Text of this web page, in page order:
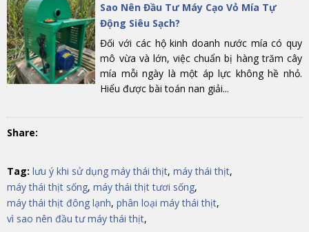
Sao Nên Đầu Tư Máy Cạo Vỏ Mía Tự
Động Siêu Sạch?
Đối với các hộ kinh doanh nước mía có quy
mô vừa và lớn, việc chuẩn bị hàng trăm cây
mía mỗi ngày là một áp lực không hề nhỏ.
Hiểu được bài toán nan giải...
Share:
Tag: lưu ý khi sử dụng máy thái thịt, máy thái thịt,
máy thái thịt sống, máy thái thịt tươi sống,
máy thái thịt đông lạnh, phân loại máy thái thịt,
vì sao nên đầu tư máy thái thịt,